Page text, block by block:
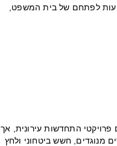
לפתחם של בית המשפט,
התחדשות עירונית, אך
מנוגדים, חשש ביטחוני ולחץ